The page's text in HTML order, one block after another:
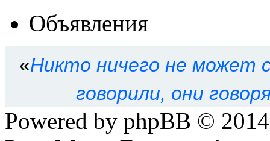
Объявления
«Никто ничего не может
говорили, они
Powered by phpBB ©